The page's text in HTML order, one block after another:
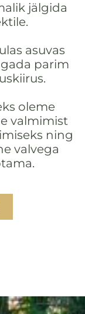
jälgida
asuvas
parim
oleme
valmimist
ning
valvega